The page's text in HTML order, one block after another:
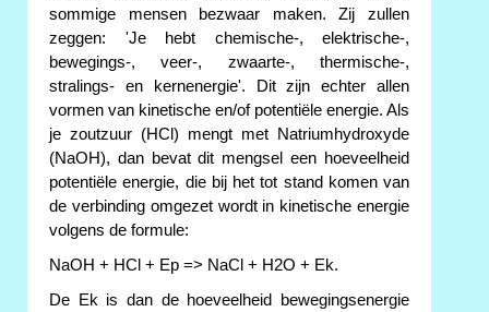
sommige mensen bezwaar maken. Zij zullen
zeggen: 'Je hebt chemische-, elektrische-,
bewegings-, veer-, zwaarte-, thermische-,
stralings- en kernenergie'. Dit zijn echter allen
vormen van kinetische en/of potentiële energie. Als
je zoutzuur (HCl) mengt met Natriumhydroxyde
(NaOH), dan bevat dit mengsel een hoeveelheid
potentiële energie, die bij het tot stand komen van
de verbinding omgezet wordt in kinetische energie
volgens de formule:
NaOH + HCl + Ep => NaCl + H2O + Ek.
De Ek is dan de hoeveelheid bewegingsenergie